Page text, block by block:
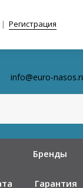
| Регистрация
info@euro-
Бренды
Гарантия